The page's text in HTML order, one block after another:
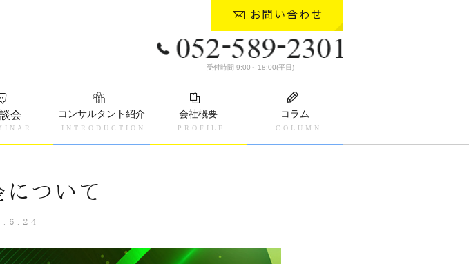
受付時間 9:00～18:00(平日)
会 コンサルタント紹介 会社概要 コラム
について